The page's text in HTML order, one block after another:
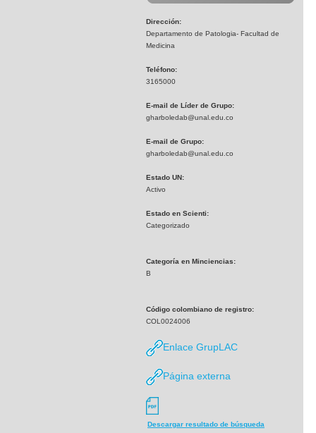
Dirección:
Departamento de Patologia- Facultad de
Medicina
Teléfono:
3165000
E-mail de Líder de Grupo:
gharboledab@unal.edu.co
E-mail de Grupo:
gharboledab@unal.edu.co
Estado UN:
Activo
Estado en Scienti:
Categorizado
Categoría en Minciencias:
B
Código colombiano de registro:
COL0024006
Enlace GrupLAC
Página externa
Descargar resultado de búsqueda